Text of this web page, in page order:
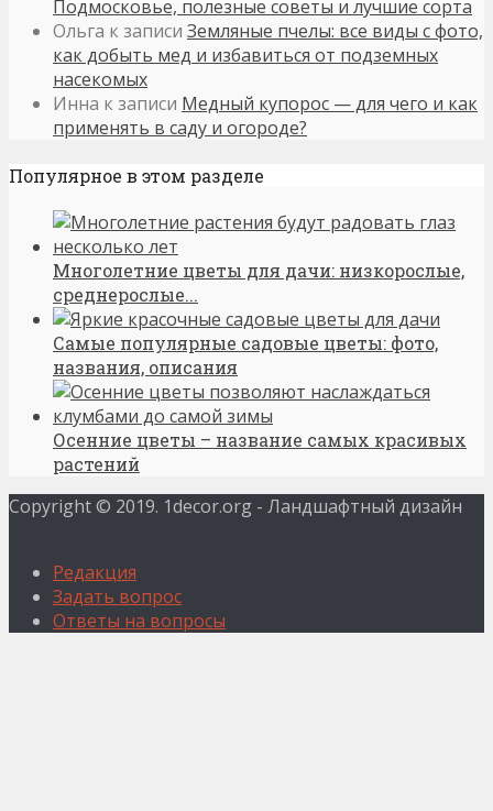
Подмосковье, полезные советы и лучшие сорта
Ольга к записи Земляные пчелы: все виды с фото,
как добыть мед и избавиться от подземных
насекомых
Инна к записи Медный купорос — для чего и как
применять в саду и огороде?
Популярное в этом разделе
Многолетние цветы для дачи: низкорослые,
среднерослые...
Самые популярные садовые цветы: фото,
названия, описания
Осенние цветы – название самых красивых
растений
Copyright © 2019. 1decor.org - Ландшафтный дизайн
Редакция
Задать вопрос
Ответы на вопросы